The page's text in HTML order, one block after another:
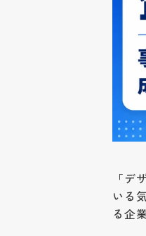
「デ
いる
る企